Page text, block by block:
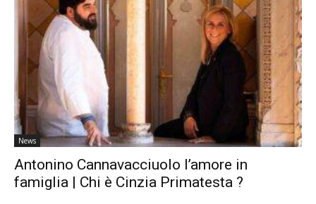
News
Antonino Cannavacciuolo l’amore in
famiglia | Chi è Cinzia Primatesta ?